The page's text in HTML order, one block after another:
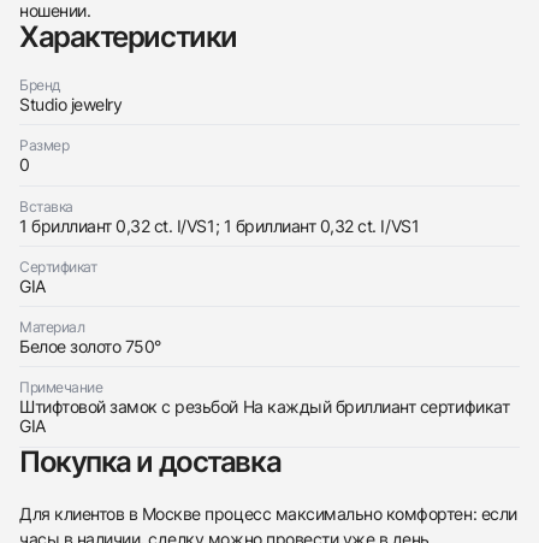
438
285
145
142
205
204
195
150
6
ношении.
Характеристики
Бренд
Studio jewelry
Размер
0
Вставка
1 бриллиант 0,32 ct. I/VS1; 1 бриллиант 0,32 ct. I/VS1
Сертификат
GIA
Материал
Белое золото 750°
Примечание
Штифтовой замок с резьбой На каждый бриллиант сертификат
GIA
Покупка и доставка
Для клиентов в Москве процесс максимально комфортен: если
часы в наличии, сделку можно провести уже в день
Заказать эти часы
Оставьте ваши контактные данные и мы свяжемся
Серьги с бриллиантами 0,32/0,32 ct. I/VS1
Round Diamonds
Трейд-ин часов
с вами
НовыеКоробка + Документы
$2,100